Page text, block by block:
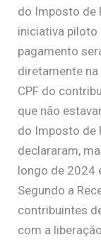
do Imposto de
iniciativa piloto
pagamento
diretamente
CPF do
que não
do Imposto de
declararam,
longo de 2024
Segundo a
contribuintes
com a